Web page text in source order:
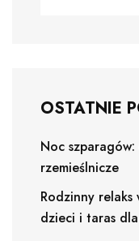
OSTATNIE
Noc
rzemieślnicze
Rodzinny
dzieci i taras